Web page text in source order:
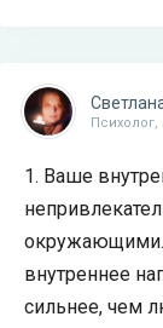
Психолог,
1. Ваше
окружающими.
внутреннее
сильнее, чем